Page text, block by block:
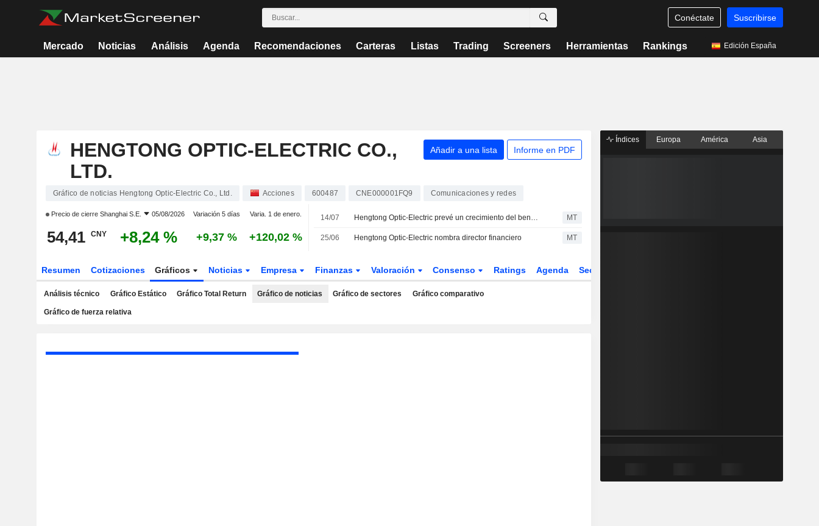
Conéctate Suscribirse
Mercado Noticias Análisis Agenda Recomendaciones Carteras Listas Trading Screeners Herramientas Rankings Edición España
HENGTONG OPTIC-ELECTRIC CO.,
LTD.
Añadir a una lista Informe en PDF
Gráfico de noticias Hengtong Optic-Electric Co., Ltd. Acciones 600487 CNE000001FQ9 Comunicaciones y redes
Precio de cierre Shanghai S.E. 05/08/2026 Variación 5 días Varia. 1 de enero.
54,41 CNY +8,24 % +9,37 % +120,02 %
14/07 Hengtong Optic-Electric prevé un crecimiento del beneficio de hasta el 121% en el primer semestre MT
25/06 Hengtong Optic-Electric nombra director financiero MT
Resumen Cotizaciones Gráficos Noticias Empresa Finanzas Valoración Consenso Ratings Agenda Sector
Análisis técnico Gráfico Estático Gráfico Total Return Gráfico de noticias Gráfico de sectores Gráfico comparativo
Gráfico de fuerza relativa
Índices Europa América Asia